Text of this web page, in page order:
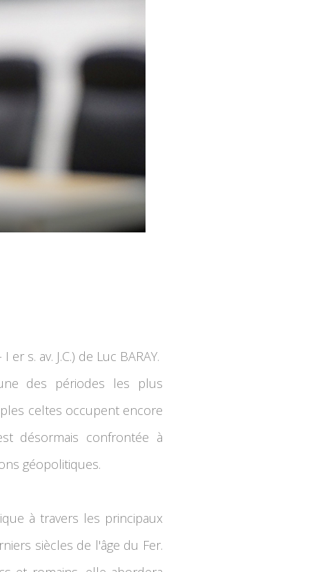
s. av. J.C.) de Luc BARAY.
des périodes les plus
celtes occupent encore
désormais confrontée à
géopolitiques.
à travers les principaux
siècles de l'âge du Fer.